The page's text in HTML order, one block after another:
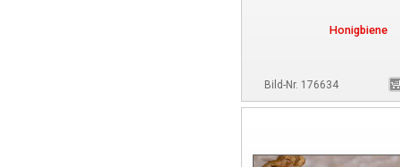
Honigbiene
Bild-Nr. 176634